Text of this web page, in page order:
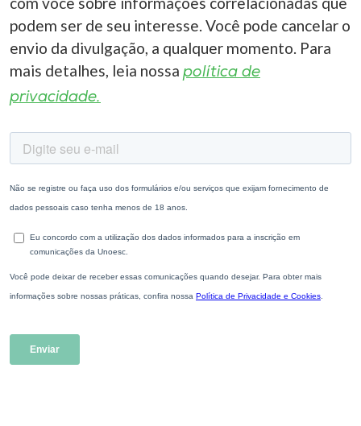
podem ser de seu interesse. Você pode cancelar o
envio da divulgação, a qualquer momento. Para
mais detalhes, leia nossa política de
privacidade.